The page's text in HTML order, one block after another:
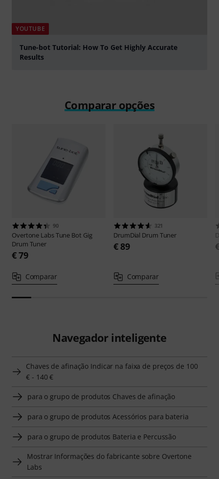
YOUTUBE
Tune-bot Tutorial: How To Get Highly Accurate
Results
Comparar opções
90
Overtone LabsTune Bot Gig
Drum Tuner
€ 79
Comparar
321
DrumDial Drum Tuner
€ 89
Comparar
Navegador inteligente
Chaves de afinação Indicar na faixa de preços de 100
€ - 140 €
para o grupo de produtos Chaves de afinação
para o grupo de produtos Acessórios para bateria
para o grupo de produtos Bateria e Percussão
Mostrar Informações do fabricante sobre Overtone
Labs